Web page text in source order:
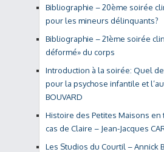
Bibliographie – 20ème soirée
pour les mineurs délinquants?
Bibliographie – 21ème soirée
déformé» du corps
Introduction à la soirée: Quel
pour la psychose infantile et
BOUVARD
Histoire des Petites Maisons en
cas de Claire – Jean-Jacques
Les Studios du Courtil – Annick